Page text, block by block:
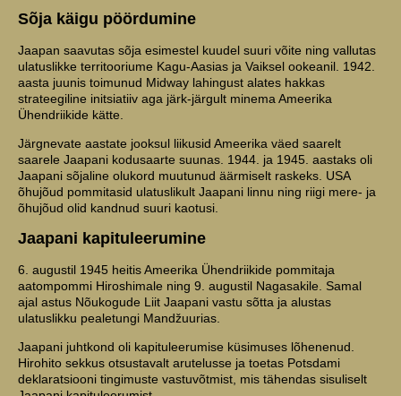
Sõja käigu pöördumine
Jaapan saavutas sõja esimestel kuudel suuri võite ning vallutas
ulatuslikke territooriume Kagu-Aasias ja Vaiksel ookeanil. 1942.
aasta juunis toimunud Midway lahingust alates hakkas
strateegiline initsiatiiv aga järk-järgult minema Ameerika
Ühendriikide kätte.
Järgnevate aastate jooksul liikusid Ameerika väed saarelt
saarele Jaapani kodusaarte suunas. 1944. ja 1945. aastaks oli
Jaapani sõjaline olukord muutunud äärmiselt raskeks. USA
õhujõud pommitasid ulatuslikult Jaapani linnu ning riigi mere- ja
õhujõud olid kandnud suuri kaotusi.
Jaapani kapituleerumine
6. augustil 1945 heitis Ameerika Ühendriikide pommitaja
aatompommi Hiroshimale ning 9. augustil Nagasakile. Samal
ajal astus Nõukogude Liit Jaapani vastu sõtta ja alustas
ulatuslikku pealetungi Mandžuurias.
Jaapani juhtkond oli kapituleerumise küsimuses lõhenenud.
Hirohito sekkus otsustavalt arutelusse ja toetas Potsdami
deklaratsiooni tingimuste vastuvõtmist, mis tähendas sisuliselt